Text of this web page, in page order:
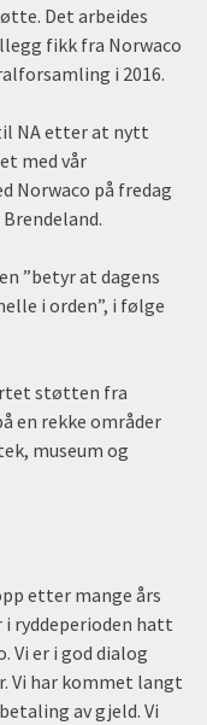
Det arbeides
fikk fra Norwaco
i 2016.
NA etter at nytt
med vår
Norwaco på fredag
”betyr at dagens
i orden”, i følge
støtten fra
en rekke områder
museum og
etter mange års
i ryddeperioden hatt
Vi er i god dialog
Vi har kommet langt
av gjeld. Vi